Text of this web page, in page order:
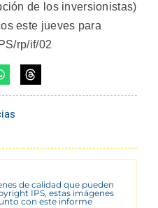
de los inversionistas)
este jueves para
rp/if/02
de calidad que pueden
IPS, estas imágenes
con este informe